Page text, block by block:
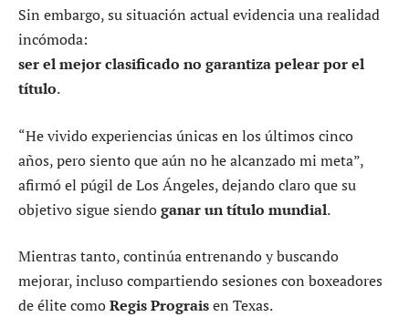
Sin embargo, su situación actual evidencia una realidad
incómoda:
ser el mejor clasificado no garantiza pelear por el
título.
“He vivido experiencias únicas en los últimos cinco
años, pero siento que aún no he alcanzado mi meta”,
afirmó el púgil de Los Ángeles, dejando claro que su
objetivo sigue siendoganar un título mundial.
Mientras tanto, continúa entrenando y buscando
mejorar, incluso compartiendo sesiones con boxeadores
de élite comoRegis Prograisen Texas.